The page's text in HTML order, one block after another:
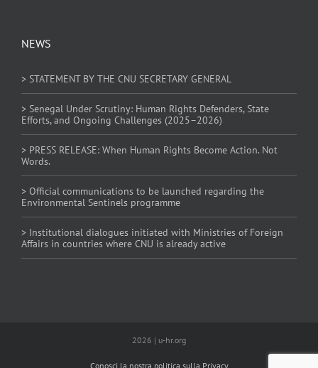
NEWS
> STATEMENT BY THE CNU SECRETARY GENERAL
> Senegal Under Scrutiny: Human Rights Defenders, State
Efforts, and Ongoing Challenges (2025–2026)
> PRESS RELEASE: When Human Rights Become Action. Not
Words.
> Official communications to be launched regarding the
Environmental Sentinels programme
> Institutional dialogues initiated with Ministries of Foreign
Affairs in countries where CNU is already active
2026 | u-hr.org
Conosci la nostra politica sulla Privacy